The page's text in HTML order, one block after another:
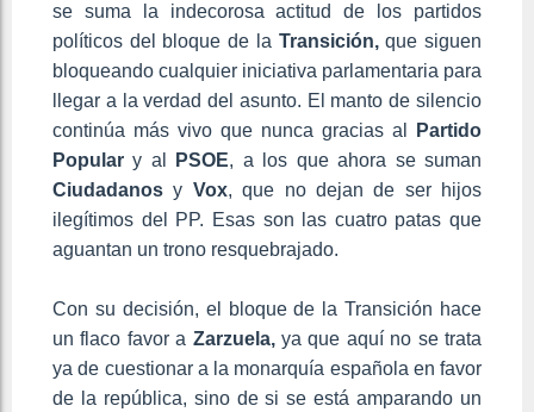
se suma la indecorosa actitud de los partidos
políticos del bloque de la Transición,que siguen
bloqueando cualquier iniciativa parlamentaria para
llegar a la verdad del asunto. El manto de silencio
continúa más vivo que nunca gracias al
Partido
Popular y al PSOE, a los que ahora se suman
Ciudadanos y Vox, que no dejan de ser hijos
ilegítimos del PP. Esas son las cuatro patas que
aguantan un trono resquebrajado.
Con su decisión, el bloque de la Transición hace
un flaco favor a Zarzuela,ya que aquí no se trata
ya de cuestionar a la monarquía española en favor
de la república, sino de si se está amparando un